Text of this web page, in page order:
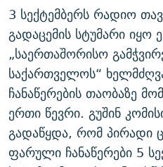
ПРИВЕТ ᲙᲣᲚᲢᲣᲠᲐ
3 სექტემბერს რადიო
გადაცემის სტუმარი იყო
„საერთაშორისო
საქართველოს“
ჩანაწერების თაობაზე
ერთი წევრი. გუშინ
გადაწყდა, რომ პირადი
ფარული ჩანაწერები 5